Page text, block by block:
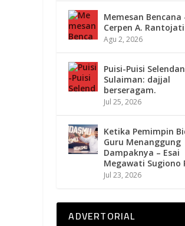
Memesan Bencana
Cerpen A. Rantojati
Agu 2, 2026
Puisi-Puisi
Sulaiman: dajjal
berseragam.
Jul 25, 2026
Ketika Pemimpin
Guru Menanggung
Dampaknya – Esai
Megawati Sugiono
Jul 23, 2026
ADVERTORIAL